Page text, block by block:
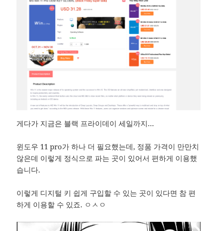
게다가 지금은 블랙 프라이데이 세일까지…
윈도우 11 pro가 하나 더 필요했는데, 정품 가격이 만만치
않은데 이렇게 정식으로 파는 곳이 있어서 편하게 이용했
습니다.
이렇게 디지털 키 쉽게 구입할 수 있는 곳이 있다면 참 편
하게 이용할 수 있죠. ㅇㅅㅇ